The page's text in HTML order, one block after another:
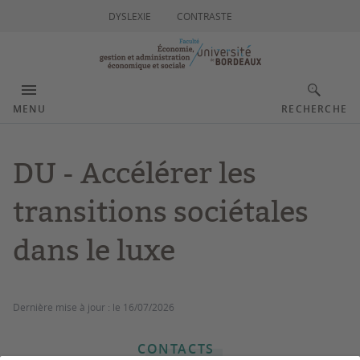
DYSLEXIE CONTRASTE
MENU RECHERCHE
DU - Accélérer les
transitions sociétales
dans le luxe
Dernière mise à jour : le 16/07/2026
CONTACTS